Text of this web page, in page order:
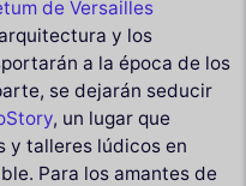
de Versailles
y los
a la época de los
se dejarán seducir
, un lugar que
y talleres lúdicos en
Para los amantes de